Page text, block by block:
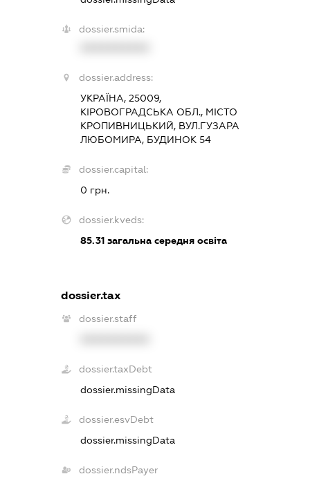
dossier.smida:
dossier.address:
УКРАЇНА, 25009,
КІРОВОГРАДСЬКА ОБЛ., МІСТО
КРОПИВНИЦЬКИЙ, ВУЛ.ГУЗАРА
ЛЮБОМИРА, БУДИНОК 54
dossier.capital:
0 грн.
dossier.kveds:
85.31 загальна середня освіта
dossier.tax
dossier.staff
dossier.taxDebt
dossier.missingData
dossier.esvDebt
dossier.missingData
dossier.ndsPayer